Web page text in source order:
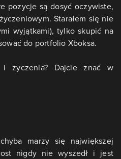
pozycje są dosyć oczywiste,
Starałem się nie
wyjątkami), tylko skupić na
do portfolio Xboksa.
życzenia? Dajcie znać w
marzy się największej
nigdy nie wyszedł i jest